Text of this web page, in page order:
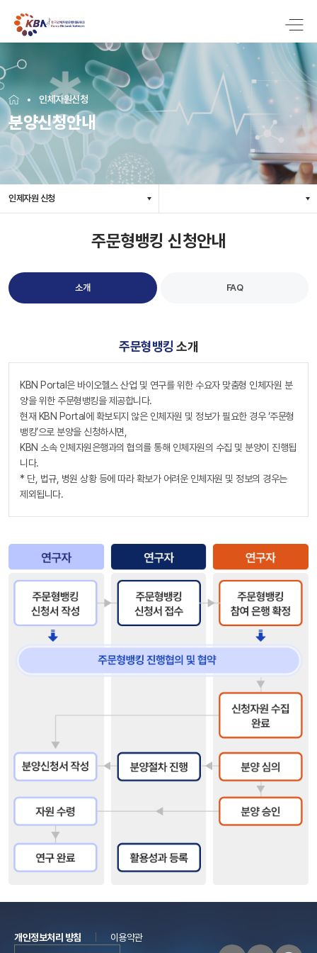
인체자원신청
분양신청안내
인제자원 신청
주문형뱅킹 신청안내
소개 FAQ
주문형뱅킹 소개
KBN Portal은 바이오헬스 산업 및 연구를 위한 수요자 맞춤형 인체자원 분
양을 위한 주문형뱅킹을 제공합니다.
현재 KBN Portal에 확보되지 않은 인체자원 및 정보가 필요한 경우 ‘주문형
뱅킹’으로 분양을 신청하시면,
KBN 소속 인체자원은행과의 협의를 통해 인체자원의 수집 및 분양이 진행됩
니다.
* 단, 법규, 병원 상황 등에 따라 확보가 어려운 인체자원 및 정보의 경우는
제외됩니다.
개인정보처리 방침
이용약관